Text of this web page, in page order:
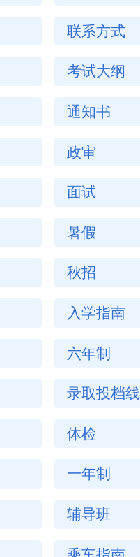
联系方式
考试大纲
通知书
政审
面试
暑假
秋招
入学指南
六年制
录取投档线
体检
一年制
辅导班